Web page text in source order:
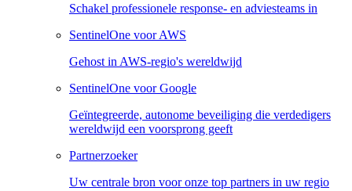
Schakel professionele response- en adviesteams in
SentinelOne voor AWS
Gehost in AWS-regio's wereldwijd
SentinelOne voor Google
Geïntegreerde, autonome beveiliging die verdedigers
wereldwijd een voorsprong geeft
Partnerzoeker
Uw centrale bron voor onze top partners in uw regio